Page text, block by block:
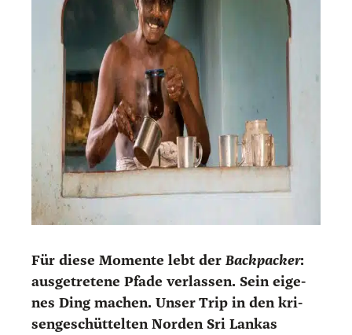
Für die­se Momen­te lebt der Back­pa­cker:
aus­ge­tre­te­ne Pfa­de ver­las­sen. Sein eige­
nes Ding machen. Unser Trip in den kri­
sen­ge­schüt­tel­ten Nor­den Sri Lan­kas